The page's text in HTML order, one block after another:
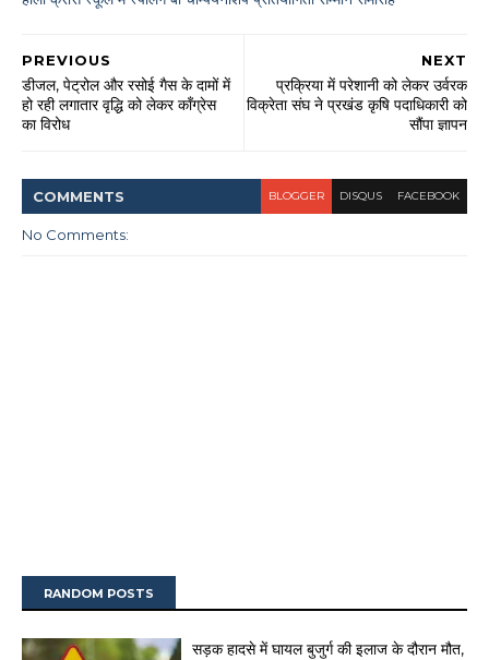
NEXT
प्रक्रिया में परेशानी को लेकर उर्वरक
विक्रेता संघ ने प्रखंड कृषि पदाधिकारी को
सौंपा ज्ञापन
PREVIOUS
डीजल, पेट्रोल और रसोई गैस के दामों में
हो रही लगातार वृद्धि को लेकर कॉंग्रेस
का विरोध
COMMENTS BLOGGER DISQUS FACEBOOK
No Comments:
RANDOM POSTS
सड़क हादसे में घायल बुजुर्ग की इलाज के दौरान मौत,